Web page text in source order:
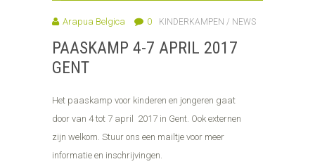
Arapua Belgica 0 KINDERKAMPEN / NEWS
PAASKAMP 4-7 APRIL 2017
GENT
Het paaskamp voor kinderen en jongeren gaat
door van 4 tot 7 april 2017 in Gent. Ook externen
zijn welkom. Stuur ons een mailtje voor meer
informatie en inschrijvingen.